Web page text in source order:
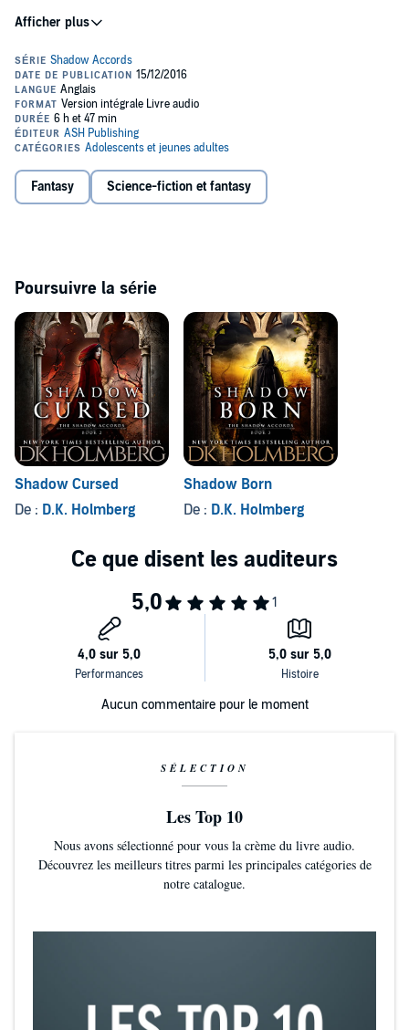
She must use the skills they taught to stay alive, discover a way to
greater threat than the A'ras forces her to risk herself, for new
friends and a home she never wanted.
©2016 D.K. Holmberg (P)2016 D.K. Holmberg
Fantasy Science-fiction et fantasy
Poursuivre la série
Shadow Cursed
De : D.K. Holmberg
Shadow Born
De : D.K. Holmberg
Aucun commentaire pour le moment
SÉLECTION
Les Top 10
Nous avons sélectionné pour vous la crème du livre audio.
Découvrez les meilleurs titres parmi les principales catégories de
notre catalogue.